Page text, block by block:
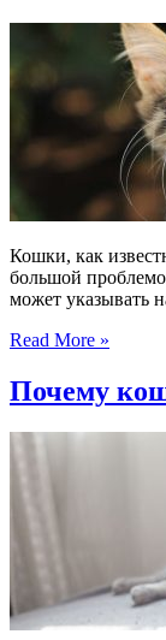
Кошки, как
большой
может указывать
Read More »
Почему